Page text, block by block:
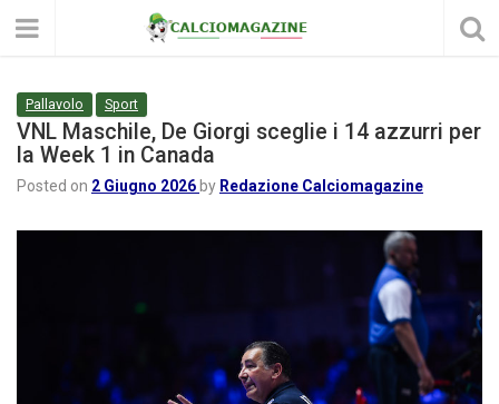
Pallavolo Sport
VNL Maschile, De Giorgi sceglie i 14 azzurri per
la Week 1 in Canada
Posted on 2 Giugno 2026 by Redazione Calciomagazine